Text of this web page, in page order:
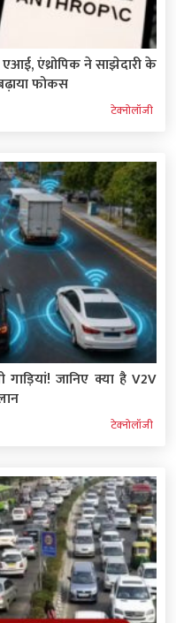
एंथ्रोपिक ने साझेदारी के
फोकस
टेक्‍नोलॉजी
जानिए क्या है V2V
टेक्‍नोलॉजी